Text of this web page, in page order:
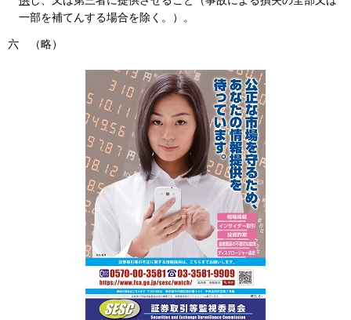
一部を補てんする場合を除く。）。
六 （略）